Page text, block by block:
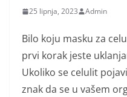
25 lipnja, 2023 Admin
Bilo koju masku za
prvi korak jeste
Ukoliko se celulit
znak da se u vašem